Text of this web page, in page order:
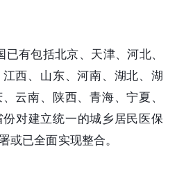
有包括北京、天津、河北、
西、山东、河南、湖北、湖
云南、陕西、青海、宁夏、
对建立统一的城乡居民医保
或已全面实现整合。